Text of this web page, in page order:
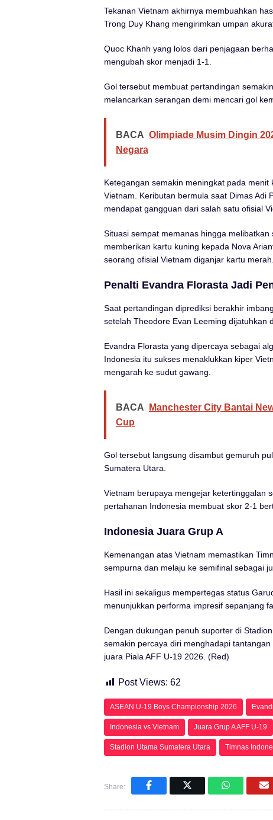
Tekanan Vietnam akhirnya membuahkan
Trong Duy Khang mengirimkan umpan
Quoc Khanh yang lolos dari penjagaan
mengubah skor menjadi 1-1.
Gol tersebut membuat pertandingan
melancarkan serangan demi mencari gol
BACA Olimpiade Musim Dingin
Negara
Ketegangan semakin meningkat pada
Vietnam. Keributan bermula saat Dimas Adi
mendapat gangguan dari salah satu ofisial
Situasi sempat memanas hingga
memberikan kartu kuning kepada Nova
seorang ofisial Vietnam diganjar kartu merah.
Penalti Evandra Florasta Jadi
Saat pertandingan diprediksi berakhir
setelah Theodore Evan Leeming dijatuhkan
Evandra Florasta yang dipercaya sebagai
Indonesia itu sukses menaklukkan kiper
mengarah ke sudut gawang.
BACA
Manchester City Bantai
Cup
Gol tersebut langsung disambut gemuruh
Sumatera Utara.
Vietnam berupaya mengejar ketertinggalan
pertahanan Indonesia membuat skor 2-1
Indonesia Juara Grup A
Kemenangan atas Vietnam memastikan
sempurna dan melaju ke semifinal sebagai
Hasil ini sekaligus mempertegas status
menunjukkan performa impresif sepanjang
Dengan dukungan penuh suporter di
semakin percaya diri menghadapi
juara Piala AFF U-19 2026. (Red)
Post Views: 62
ASEAN U-19 Boys Championship 2026
Indonesia vs Vietnam Juara Grup A AFF U-19
Stadion Utama Sumatera Utara Timnas
Share: